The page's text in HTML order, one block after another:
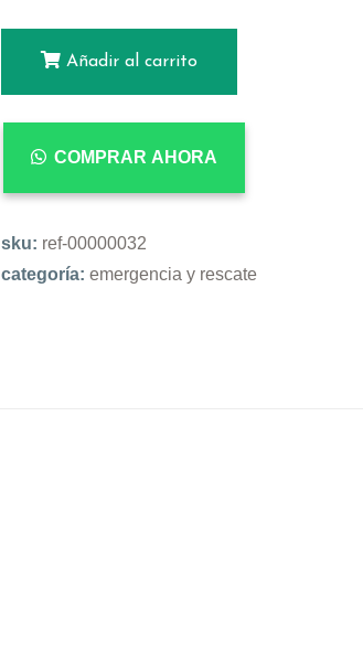
Añadir al carrito
COMPRAR AHORA
sku: ref-00000032
categoría: emergencia y rescate